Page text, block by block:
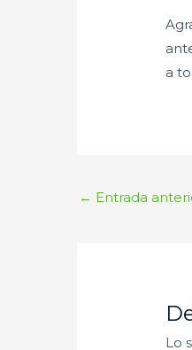
a
← Entrada
Lo